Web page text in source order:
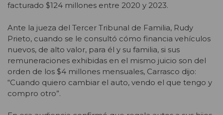
facturado $124 millones entre 2020 y 2023.
Ante la jueza del Tercer Tribunal de Familia, Rudy
Prieto, cuando se le consultó cómo financia vehículos
nuevos, de alto valor, para él y su familia, si sus
remuneraciones exhibidas en el mismo juicio son del
orden de los $4 millones mensuales, Carrasco dijo:
“Cuando quiero cambiar el auto, vendo el que tengo y
compro otro”.